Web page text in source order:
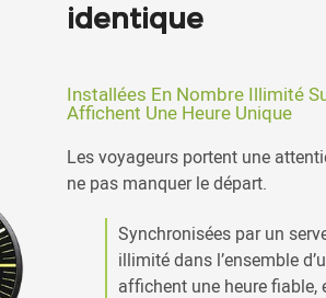
identique
Installées En Nombre Illimité
Affichent Une Heure Unique
Les voyageurs portent une
ne pas manquer le départ.
Synchronisées par un
illimité dans l’ensemble
affichent une heure fiable,